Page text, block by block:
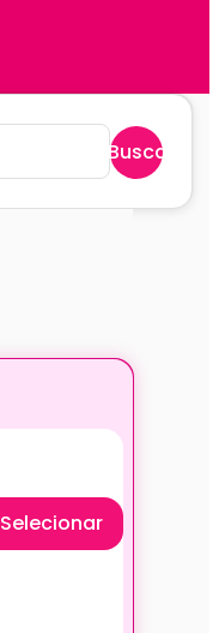
Buscar
Selecionar